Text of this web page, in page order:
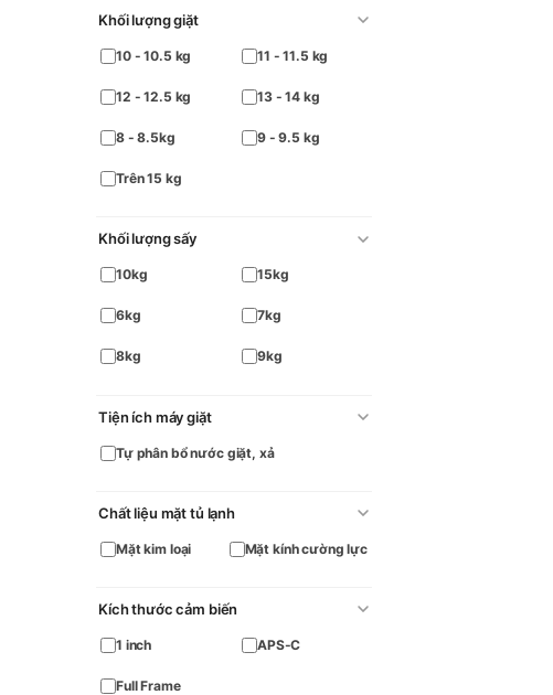
Khối lượng giặt
10 - 10.5 kg 11 - 11.5 kg
12 - 12.5 kg 13 - 14 kg
8 - 8.5kg 9 - 9.5 kg
Trên 15 kg
Khối lượng sấy
10kg 15kg
6kg 7kg
8kg 9kg
Tiện ích máy giặt
Tự phân bổ nước giặt, xả
Chất liệu mặt tủ lạnh
Mặt kim loại Mặt kính cường lực
Kích thước cảm biến
1 inch APS-C
Full Frame